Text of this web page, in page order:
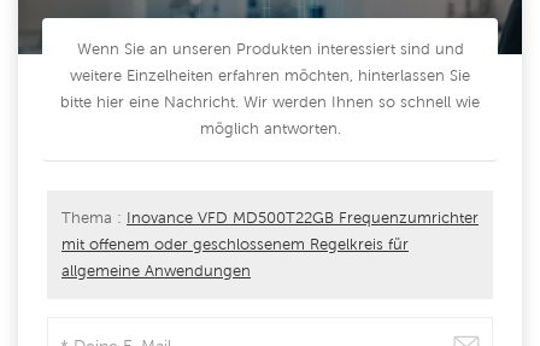
Wenn Sie an unseren Produkten interessiert sind und
weitere Einzelheiten erfahren möchten, hinterlassen Sie
bitte hier eine Nachricht. Wir werden Ihnen so schnell wie
möglich antworten.
Thema : Inovance VFD MD500T22GB Frequenzumrichter
mit offenem oder geschlossenem Regelkreis für
allgemeine Anwendungen